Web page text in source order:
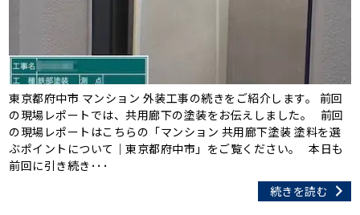
東京都府中市 マンション 外装工事の続きをご紹介します。 前回
の現場レポートでは、共用廊下の塗装をお伝えしました。 前回
の現場レポートはこちらの「マンション 共用廊下塗装 塗料を選
ぶポイントについて｜東京都府中市」をご覧ください。 本日も
前回に引き続き･･･
続きを読む